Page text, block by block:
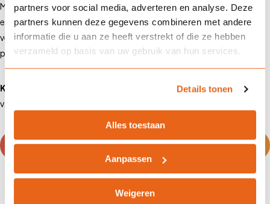
partners voor social media, adverteren en analyse. Deze
partners kunnen deze gegevens combineren met andere
informatie die u aan ze heeft verstrekt of die ze hebben
verzameld op basis van uw gebruik van hun services.
Details tonen
Alles toestaan
Aanpassen
Weigeren
Met bijna 100 jaar ervaring combineert Landman Assurantiën
expertise met persoonlijke service. Wij werken samen met alle
verzekeraars, zodat je altijd profiteert van de beste oplossing,
perfect afgestemd op jouw situatie.
Kies voor zekerheid, kies voor Landman Assurantiën.Neem
vandaag nog contact met ons op!
Neem contact op voor vrijblijvend advies